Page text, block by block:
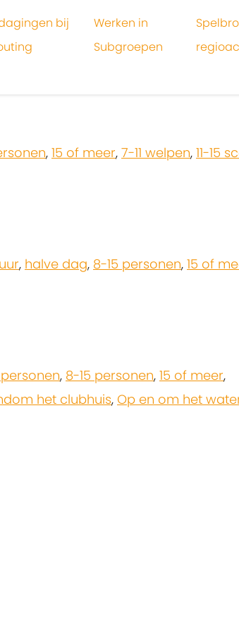
bij
Werken in
Subgroepen
, 15 of meer, 7-11 welpen, 11-15
, halve dag, 8-15 personen, 15 of
, 8-15 personen, 15 of meer,
het clubhuis, Op en om het